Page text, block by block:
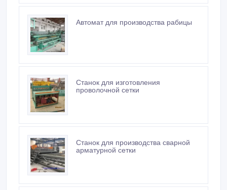
Автомат для производства рабицы
Станок для изготовления
проволочной сетки
Станок для производства сварной
арматурной сетки